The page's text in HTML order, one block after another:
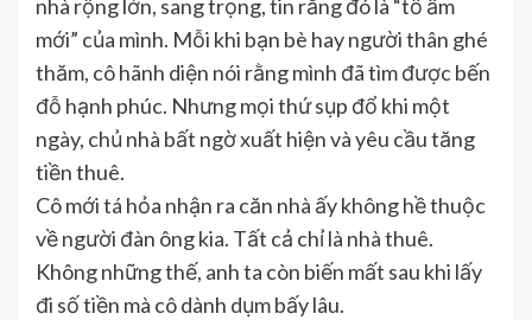
nhà rộng lớn, sang trọng, tin rằng đó là “tổ ấm
mới” của mình. Mỗi khi bạn bè hay người thân ghé
thăm, cô hãnh diện nói rằng mình đã tìm được bến
đỗ hạnh phúc. Nhưng mọi thứ sụp đổ khi một
ngày, chủ nhà bất ngờ xuất hiện và yêu cầu tăng
tiền thuê.
Cô mới tá hỏa nhận ra căn nhà ấy không hề thuộc
về người đàn ông kia. Tất cả chỉ là nhà thuê.
Không những thế, anh ta còn biến mất sau khi lấy
đi số tiền mà cô dành dụm bấy lâu.